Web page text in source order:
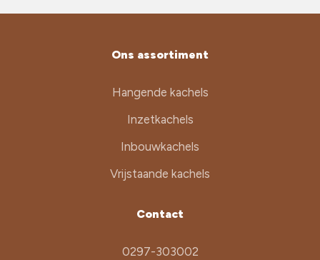
Ons assortiment
Hangende kachels
Inzetkachels
Inbouwkachels
Vrijstaande kachels
Contact
0297-303002